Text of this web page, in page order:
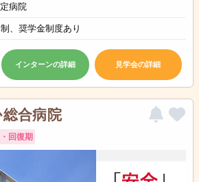
病院
、奨学金制度あり
インターンの詳細 見学会の詳細
合病院
回復期